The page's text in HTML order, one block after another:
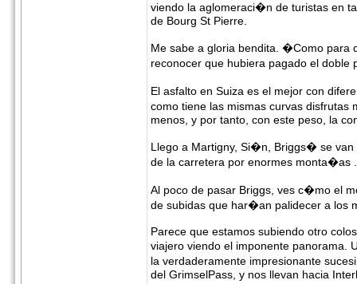
viendo la aglomeraci�n de turistas en
de Bourg St Pierre.
Me sabe a gloria bendita. �Como
reconocer que hubiera pagado el
El asfalto en Suiza es el mejor con
como tiene las mismas curvas
menos, y por tanto, con este peso, la
Llego a Martigny, Si�n, Briggs� se van
de la carretera por enormes monta�as .
Al poco de pasar Briggs, ves c�mo el
de subidas que har�an palidecer a los
Parece que estamos subiendo otro
viajero viendo el imponente panorama.
la verdaderamente impresionante
del GrimselPass, y nos llevan hacia